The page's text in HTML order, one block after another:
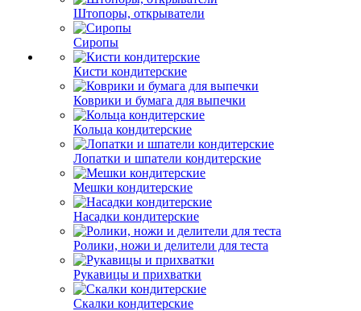
Штопоры, открыватели
Сиропы
Кисти кондитерские
Коврики и бумага для выпечки
Кольца кондитерские
Лопатки и шпатели кондитерские
Мешки кондитерские
Насадки кондитерские
Ролики, ножи и делители для теста
Рукавицы и прихватки
Скалки кондитерские